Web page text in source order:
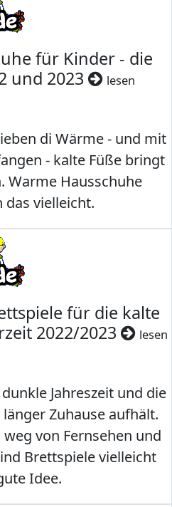
für Kinder - die
und 2023
lesen
di Wärme - und mit
- kalte Füße bringt
Warme Hausschuhe
das vielleicht.
für die kalte
2022/2023
lesen
Jahreszeit und die
Zuhause aufhält.
von Fernsehen und
Brettspiele vielleicht
Idee.